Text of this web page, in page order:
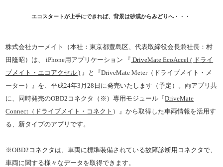
エコスタートが上手にできれば、背景は砂漠からみどりへ・・・
株式会社カーメイト（本社：東京都豊島区、代表取締役会長兼社長：村
田隆昭）は、 iPhone用アプリケーション 『 DriveMate EcoAccel ( ドライ
ブメイト・エコアクセル ) 』と『DriveMate Meter（ドライブメイト・メ
ーター）』を、平成24年3月28 日に発売いたします（予定）。両アプリ共
に、同時発売のOBD2コネクタ（※）専用モジュール『DriveMate
Connect（ドライブメイト・コネクト ）』から取得した車両情報を活用す
る、新タイプのアプリです。
※OBD2コネクタは、車両に標準装備されている故障診断用コネクタで、
車両に関する様々なデータを取得できます。